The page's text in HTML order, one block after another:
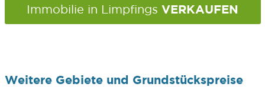
Immobilie in Limpfings VERKAUFEN
Weitere Gebiete und Grundstückspreise